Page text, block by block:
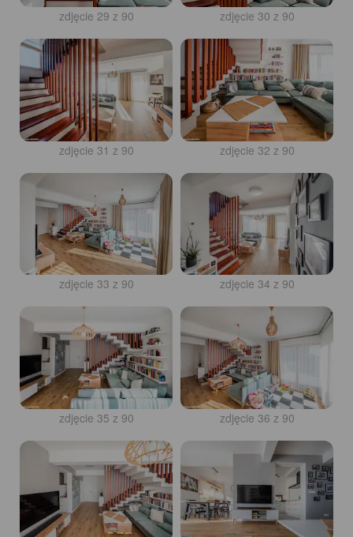
zdjęcie 29 z 90 zdjęcie 30 z 90
zdjęcie 31 z 90 zdjęcie 32 z 90
zdjęcie 33 z 90 zdjęcie 34 z 90
zdjęcie 35 z 90 zdjęcie 36 z 90